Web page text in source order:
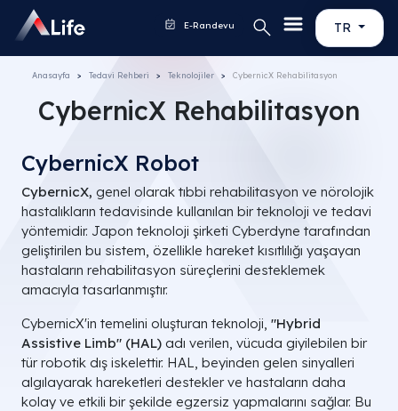
TR
E-Randevu
Anasayfa Tedavi Rehberi Teknolojiler CybernicX Rehabilitasyon
CybernicX Rehabilitasyon
CybernicX Robot
CybernicX, genel olarak tıbbi rehabilitasyon ve nörolojik
hastalıkların tedavisinde kullanılan bir teknoloji ve tedavi
yöntemidir. Japon teknoloji şirketi Cyberdyne tarafından
geliştirilen bu sistem, özellikle hareket kısıtlılığı yaşayan
hastaların rehabilitasyon süreçlerini desteklemek
amacıyla tasarlanmıştır.
CybernicX'in temelini oluşturan teknoloji, "Hybrid
Assistive Limb" (HAL) adı verilen, vücuda giyilebilen bir
tür robotik dış iskelettir. HAL, beyinden gelen sinyalleri
algılayarak hareketleri destekler ve hastaların daha
kolay ve etkili bir şekilde egzersiz yapmalarını sağlar. Bu